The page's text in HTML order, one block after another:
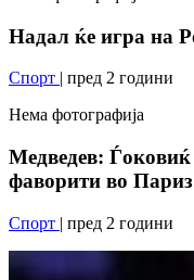
Надал ќе игра на
Спорт | пред 2 години
Нема фотографија
Медведев:
фаворити во Париз
Спорт | пред 2 години